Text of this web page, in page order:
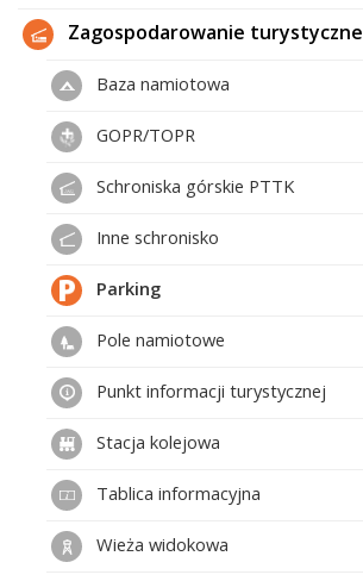
Zagospodarowanie turystyczne
Baza namiotowa
GOPR/TOPR
Schroniska górskie PTTK
Inne schronisko
Parking
Pole namiotowe
Punkt informacji turystycznej
Stacja kolejowa
Tablica informacyjna
Wieża widokowa